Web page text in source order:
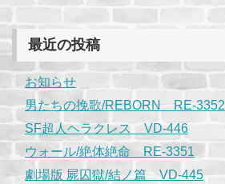
最近の投稿
お知らせ
男たちの挽歌/REBORN RE-3352
SF超人ヘラクレス VD-446
ウォール/絶体絶命 RE-3351
劇場版 屍囚獄/結ノ篇 VD-445